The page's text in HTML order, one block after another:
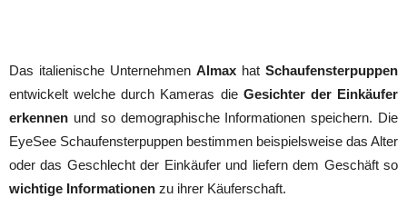
Das italienische Unternehmen Almax hat Schaufensterpuppen
entwickelt welche durch Kameras die Gesichter der Einkäufer
erkennen und so demographische Informationen speichern. Die
EyeSee Schaufensterpuppen bestimmen beispielsweise das Alter
oder das Geschlecht der Einkäufer und liefern dem Geschäft so
wichtige Informationen zu ihrer Käuferschaft.